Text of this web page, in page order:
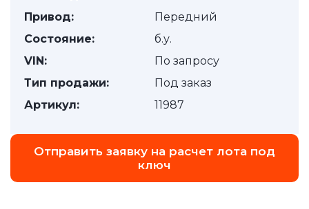
Привод:
Передний
Состояние:
б.у.
VIN:
По запросу
Тип продажи:
Под заказ
Артикул:
11987
Отправить заявку на расчет лота под
ключ